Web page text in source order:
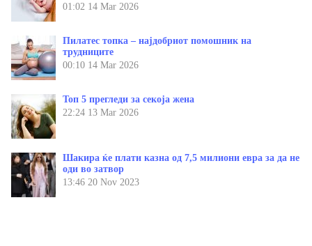
01:02 14 Mar 2026
Пилатес топка – најдобриот помошник на
трудниците
00:10 14 Mar 2026
Топ 5 прегледи за секоја жена
22:24 13 Mar 2026
Шакира ќе плати казна од 7,5 милиони евра за да не
оди во затвор
13:46 20 Nov 2023